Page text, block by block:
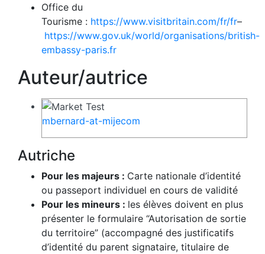
Office du
Tourisme : https://www.visitbritain.com/fr/fr–
https://www.gov.uk/world/organisations/british-
embassy-paris.fr
Auteur/autrice
mbernard-at-mijecom
Autriche
Pour les majeurs : Carte nationale d’identité
ou passeport individuel en cours de validité
Pour les mineurs : les élèves doivent en plus
présenter le formulaire “Autorisation de sortie
du territoire” (accompagné des justificatifs
d’identité du parent signataire, titulaire de